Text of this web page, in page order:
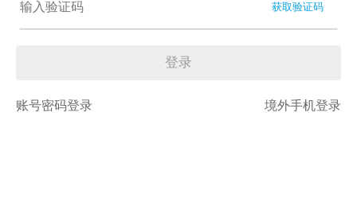
获取验证码
登录
账号密码登录 境外手机登录